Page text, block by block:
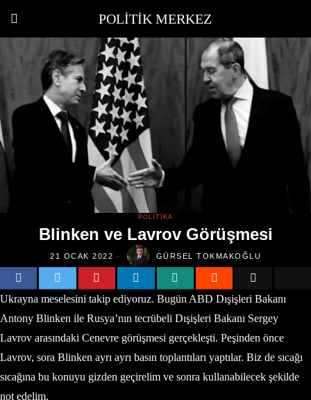
POLITIK MERKEZ
POLITIKA
Blinken ve Lavrov Görüşmesi
21 OCAK 2022 GÜRSEL TOKMAKOĞLU
Ukrayna meselesini takip ediyoruz. Bugün ABD Dışişleri Bakanı
Antony Blinken ile Rusya’nın tecrübeli Dışişleri Bakanı Sergey
Lavrov arasındaki Cenevre görüşmesi gerçekleşti. Peşinden önce
Lavrov, sora Blinken ayrı ayrı basın toplantıları yaptılar. Biz de sıcağı
sıcağına bu konuyu gizden geçirelim ve sonra kullanabilecek şekilde
not edelim.